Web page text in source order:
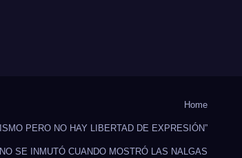
Home
PERO NO HAY LIBERTAD DE EXPRESIÓN”
SE INMUTÓ CUANDO MOSTRÓ LAS NALGAS